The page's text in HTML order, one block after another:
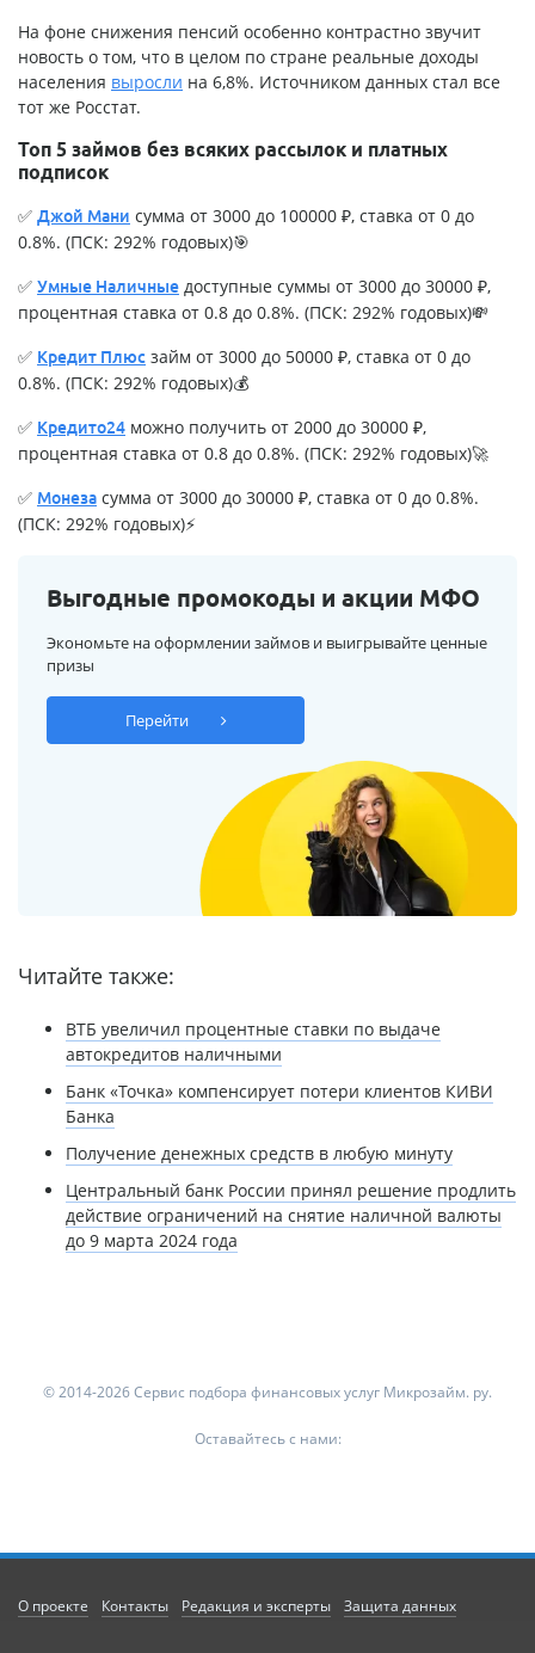
На фоне снижения пенсий особенно контрастно звучит
новость о том, что в целом по стране реальные доходы
населения выросли на 6,8%. Источником данных стал все
тот же Росстат.
Топ 5 займов без всяких рассылок и платных
подписок
✅ Джой Мани сумма от 3000 до 100000 ₽, ставка от 0 до
0.8%. (ПСК: 292% годовых)🎯
✅ Умные Наличные доступные суммы от 3000 до 30000 ₽,
процентная ставка от 0.8 до 0.8%. (ПСК: 292% годовых)💸
✅ Кредит Плюс займ от 3000 до 50000 ₽, ставка от 0 до
0.8%. (ПСК: 292% годовых)💰
✅ Кредито24 можно получить от 2000 до 30000 ₽,
процентная ставка от 0.8 до 0.8%. (ПСК: 292% годовых)🚀
✅ Монеза сумма от 3000 до 30000 ₽, ставка от 0 до 0.8%.
(ПСК: 292% годовых)⚡
Выгодные промокоды и акции МФО
Экономьте на оформлении займов и выигрывайте ценные
призы
Перейти
Читайте также:
ВТБ увеличил процентные ставки по выдаче
автокредитов наличными
Банк «Точка» компенсирует потери клиентов КИВИ
Банка
Получение денежных средств в любую минуту
Центральный банк России принял решение продлить
действие ограничений на снятие наличной валюты
до 9 марта 2024 года
© 2014-2026 Сервис подбора финансовых услуг Микрозайм. ру.
Оставайтесь с нами:
О проекте Контакты Редакция и эксперты Защита данных